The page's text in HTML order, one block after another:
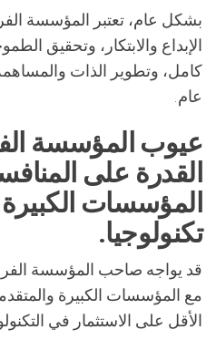
بشكل عام، تعتبر المؤسسة
الإبداع والابتكار، وتحقيق
كامل، وتطوير الذات
عام.
عيوب المؤسسة
القدرة على
المؤسسات الكبيرة
تكنولوجيا.
قد يواجه صاحب المؤسسة
مع المؤسسات الكبيرة
الأقل على الاستثمار في